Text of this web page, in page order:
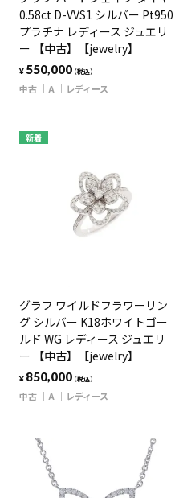
0.58ct D-VVS1 シルバー Pt950
プラチナ レディース ジュエリ
ー 【中古】【jewelry】
¥ 550,000（税込）
中古 A レディース
新着
グラフ ワイルドフラワーリン
グ シルバー K18ホワイトゴー
ルド WG レディース ジュエリ
ー 【中古】【jewelry】
¥ 850,000（税込）
中古 A レディース